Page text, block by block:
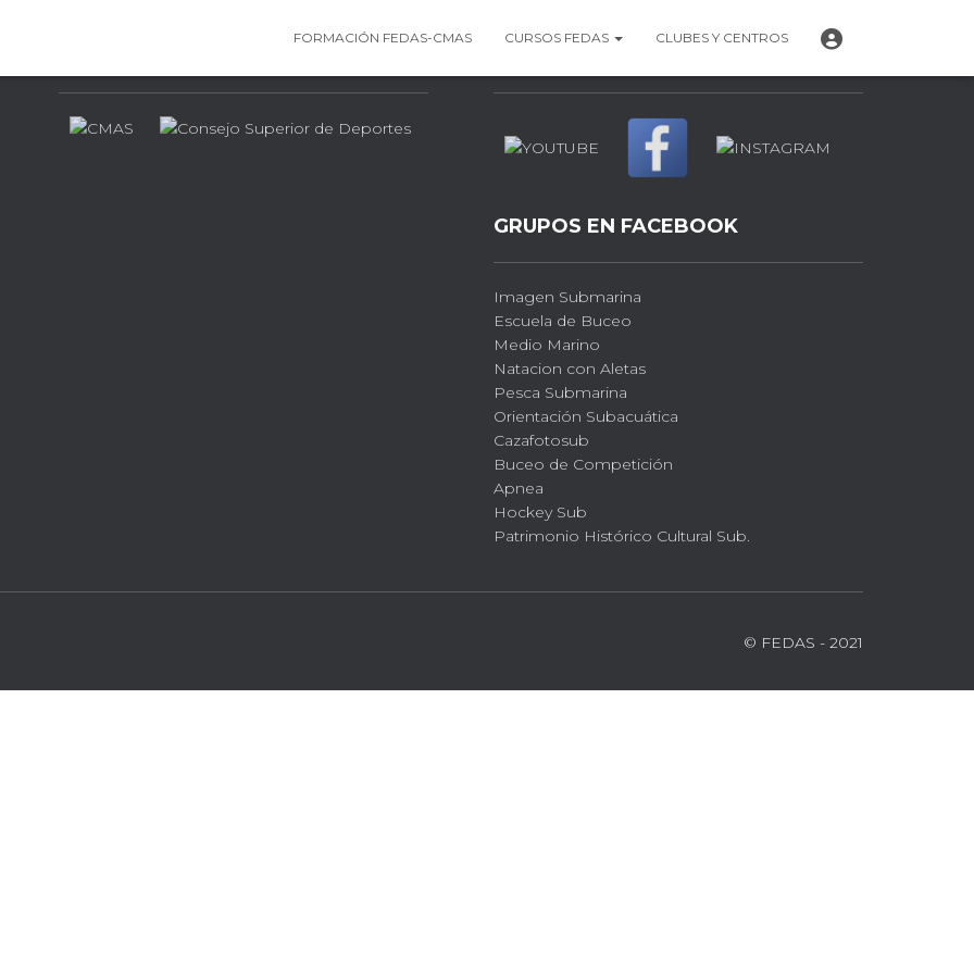
FORMACIÓN FEDAS-CMAS CURSOS FEDAS CLUBES Y CENTROS
R
GRUPOS EN FACEBOOK
Imagen Submarina
Escuela de Buceo
Medio Marino
Natacion con Aletas
Pesca Submarina
Orientación Subacuática
Cazafotosub
Buceo de Competición
Apnea
Hockey Sub
Patrimonio Histórico Cultural Sub.
© FEDAS - 2021